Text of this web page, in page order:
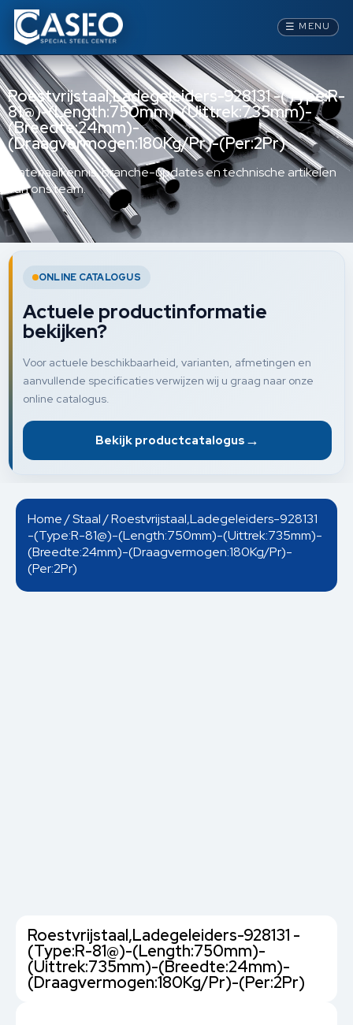
☰ MENU
Roestvrijstaal,Ladegeleiders-928131 -(Type:R-
81@)-(Length:750mm)-(Uittrek:735mm)-
(Breedte:24mm)-
(Draagvermogen:180Kg/Pr)-(Per:2Pr)
Materiaalkennis, branche-updates en technische artikelen
van ons team.
ONLINE CATALOGUS
Actuele productinformatie
bekijken?
Voor actuele beschikbaarheid, varianten, afmetingen en
aanvullende specificaties verwijzen wij u graag naar onze
online catalogus.
Bekijk productcatalogus →
Home/Staal/ Roestvrijstaal,Ladegeleiders-928131
-(Type:R-81@)-(Length:750mm)-(Uittrek:735mm)-
(Breedte:24mm)-(Draagvermogen:180Kg/Pr)-
(Per:2Pr)
Roestvrijstaal,Ladegeleiders-928131 -
(Type:R-81@)-(Length:750mm)-
(Uittrek:735mm)-(Breedte:24mm)-
(Draagvermogen:180Kg/Pr)-(Per:2Pr)